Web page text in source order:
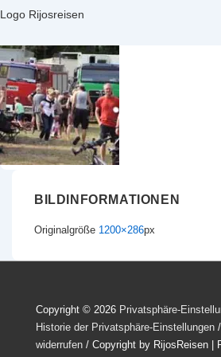
Logo Rijosreisen
BILDINFORMATIONEN
Originalgröße 1200×286px
Copyright © 2026 Privatsphäre-
Historie der Privatsphäre-Einstellungen /
widerrufen / Copyright by RijosReisen